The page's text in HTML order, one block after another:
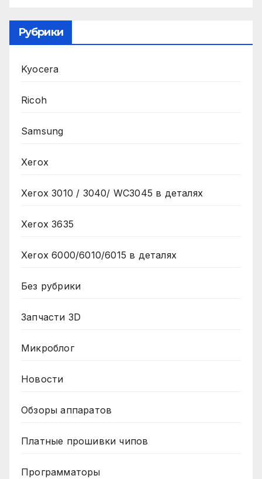
Рубрики
Kyocera
Ricoh
Samsung
Xerox
Xerox 3010 / 3040/ WC3045 в деталях
Xerox 3635
Xerox 6000/6010/6015 в деталях
Без рубрики
Запчасти 3D
Микроблог
Новости
Обзоры аппаратов
Платные прошивки чипов
Программаторы